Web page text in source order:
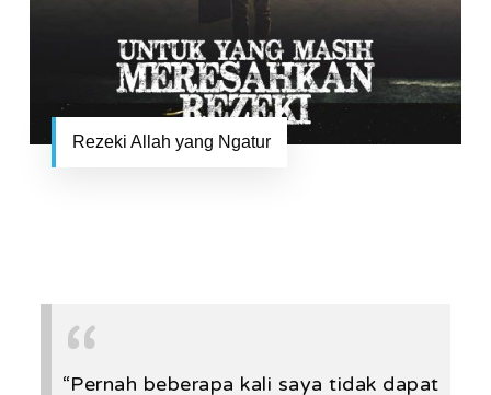
Rezeki Allah yang Ngatur
“Pernah beberapa kali saya tidak dapat